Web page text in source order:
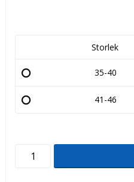
Storlek
35-40
41-46